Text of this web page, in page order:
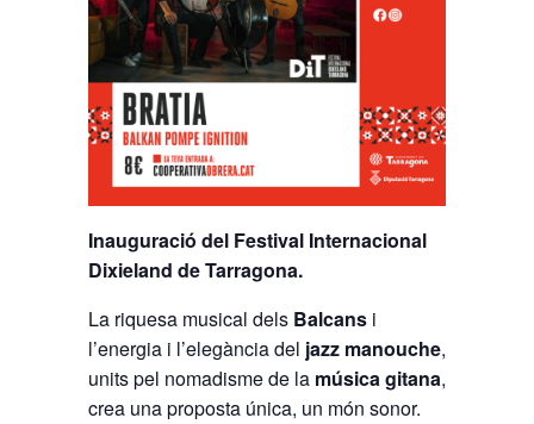
Inauguració del Festival Internacional
Dixieland de Tarragona.
La riquesa musical dels Balcans i
l’energia i l’elegància del jazz manouche,
units pel nomadisme de la música gitana,
crea una proposta única, un món sonor.